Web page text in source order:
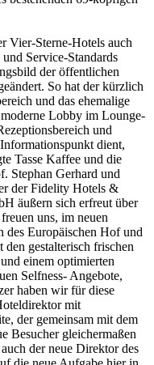
Vier-Sterne-Hotels auch
Service-Standards
der öffentlichen
So hat der kürzlich
und das ehemalige
Lobby im Lounge-
und
dient,
Tasse Kaffee und die
Stephan Gerhard und
der Fidelity Hotels &
äußern sich erfreut über
uns, im neuen
des Europäischen Hof und
den gestalterisch frischen
einem optimierten
Selfness- Angebote,
haben wir für diese
mit
der gemeinsam mit dem
Besucher gleichermaßen
der neue Direktor des